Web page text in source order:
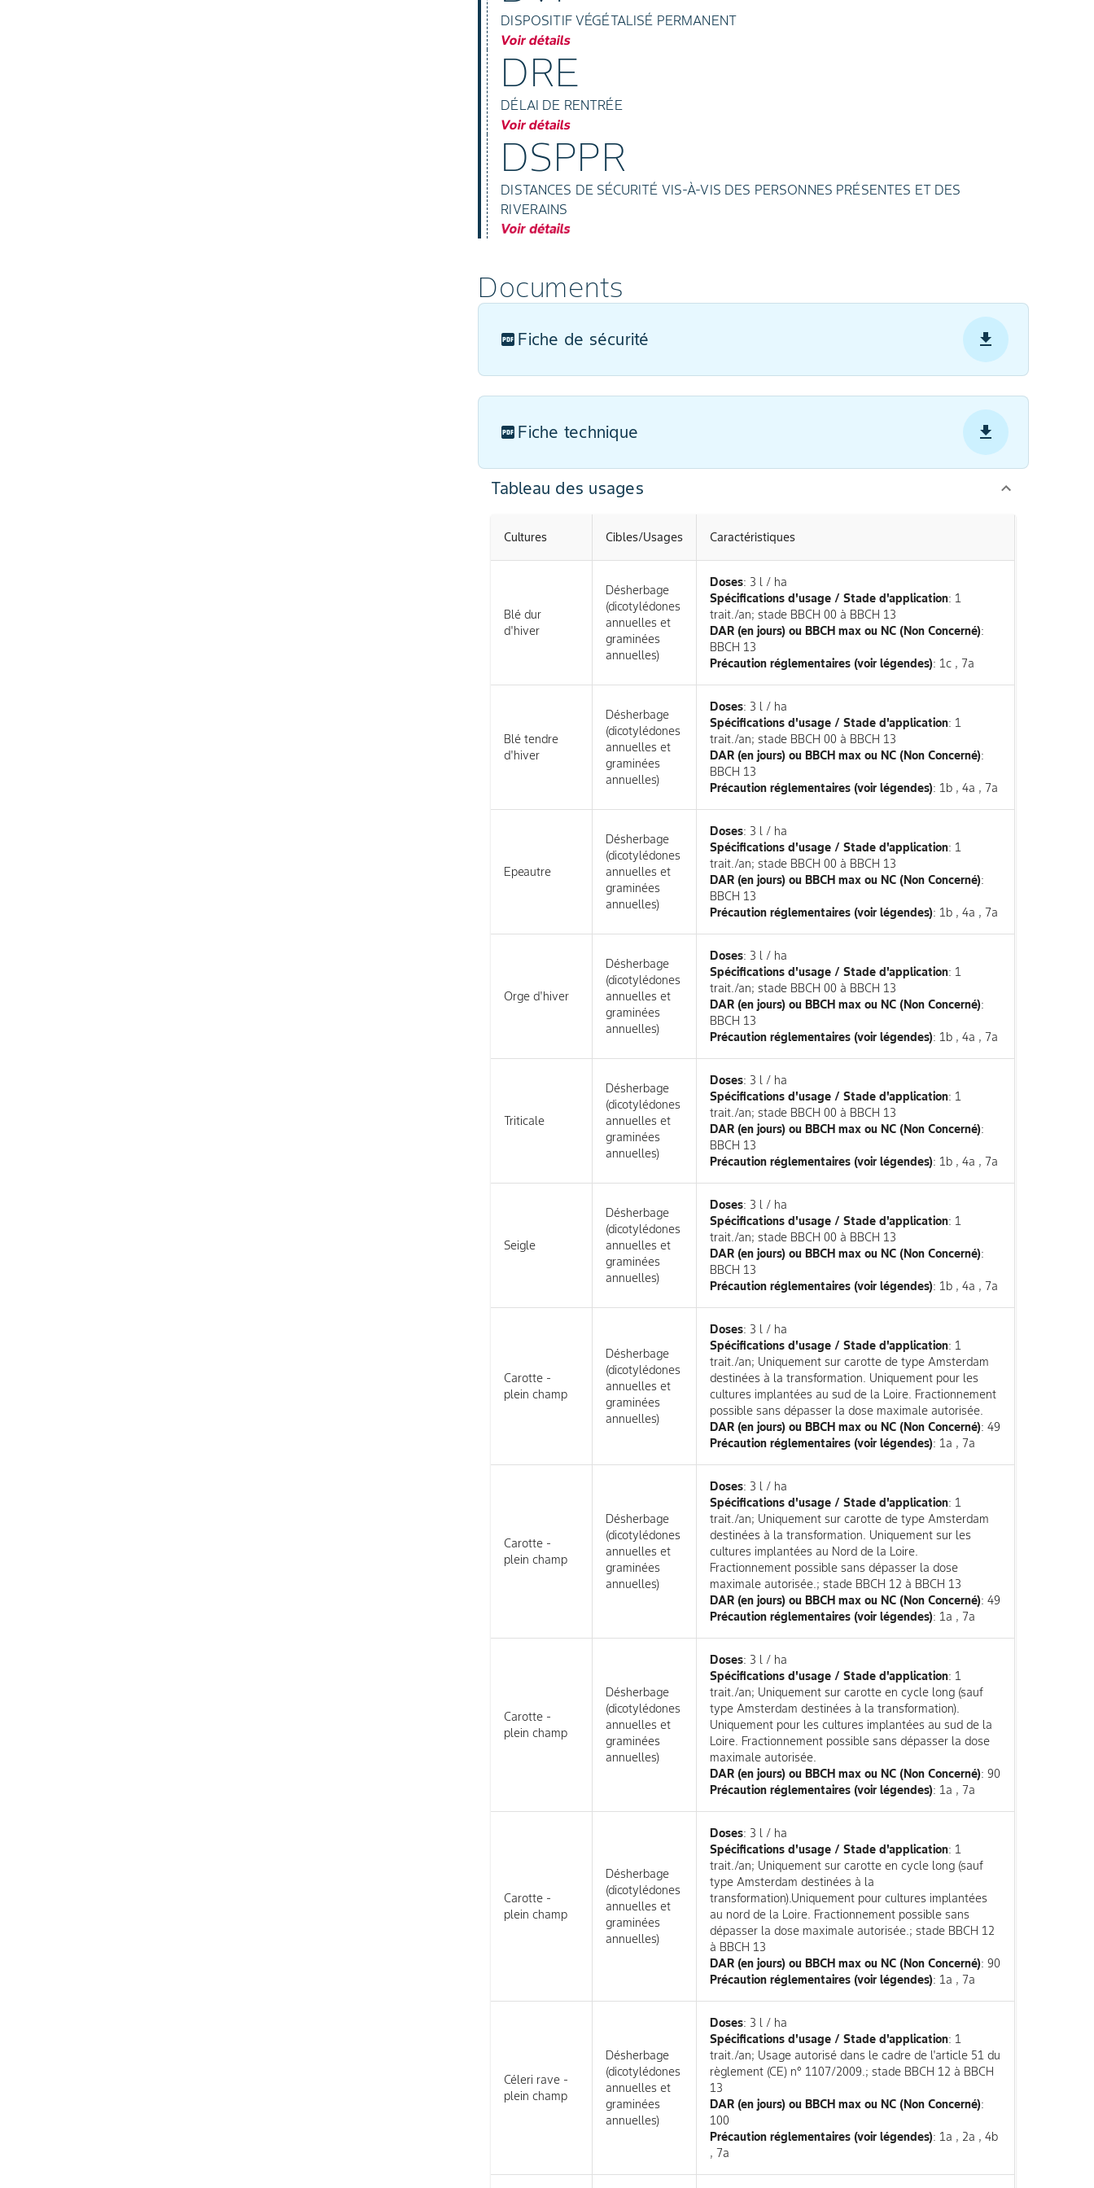
DISPOSITIF VÉGÉTALISÉ PERMANENT
Voir détails
DRE
DÉLAI DE RENTRÉE
Voir détails
DSPPR
DISTANCES DE SÉCURITÉ VIS-À-VIS DES PERSONNES PRÉSENTES ET DES
RIVERAINS
Voir détails
Documents
Fiche de sécurité
Fiche technique
Tableau des usages
Cultures Cibles/Usages Caractéristiques
Blé dur
d'hiver
Désherbage
(dicotylédones
annuelles et
graminées
annuelles)
Doses: 3 l / ha
Spécifications d'usage / Stade d'application: 1
trait./an; stade BBCH 00 à BBCH 13
DAR (en jours) ou BBCH max ou NC (Non Concerné):
BBCH 13
Précaution réglementaires (voir légendes): 1c , 7a
Blé tendre
d'hiver
Désherbage
(dicotylédones
annuelles et
graminées
annuelles)
Doses: 3 l / ha
Spécifications d'usage / Stade d'application: 1
trait./an; stade BBCH 00 à BBCH 13
DAR (en jours) ou BBCH max ou NC (Non Concerné):
BBCH 13
Précaution réglementaires (voir légendes): 1b , 4a , 7a
Epeautre
Désherbage
(dicotylédones
annuelles et
graminées
annuelles)
Doses: 3 l / ha
Spécifications d'usage / Stade d'application: 1
trait./an; stade BBCH 00 à BBCH 13
DAR (en jours) ou BBCH max ou NC (Non Concerné):
BBCH 13
Précaution réglementaires (voir légendes): 1b , 4a , 7a
Orge d'hiver
Désherbage
(dicotylédones
annuelles et
graminées
annuelles)
Doses: 3 l / ha
Spécifications d'usage / Stade d'application: 1
trait./an; stade BBCH 00 à BBCH 13
DAR (en jours) ou BBCH max ou NC (Non Concerné):
BBCH 13
Précaution réglementaires (voir légendes): 1b , 4a , 7a
Triticale
Désherbage
(dicotylédones
annuelles et
graminées
annuelles)
Doses: 3 l / ha
Spécifications d'usage / Stade d'application: 1
trait./an; stade BBCH 00 à BBCH 13
DAR (en jours) ou BBCH max ou NC (Non Concerné):
BBCH 13
Précaution réglementaires (voir légendes): 1b , 4a , 7a
Seigle
Désherbage
(dicotylédones
annuelles et
graminées
annuelles)
Doses: 3 l / ha
Spécifications d'usage / Stade d'application: 1
trait./an; stade BBCH 00 à BBCH 13
DAR (en jours) ou BBCH max ou NC (Non Concerné):
BBCH 13
Précaution réglementaires (voir légendes): 1b , 4a , 7a
Carotte -
plein champ
Désherbage
(dicotylédones
annuelles et
graminées
annuelles)
Doses: 3 l / ha
Spécifications d'usage / Stade d'application: 1
trait./an; Uniquement sur carotte de type Amsterdam
destinées à la transformation. Uniquement pour les
cultures implantées au sud de la Loire. Fractionnement
possible sans dépasser la dose maximale autorisée.
DAR (en jours) ou BBCH max ou NC (Non Concerné): 49
Précaution réglementaires (voir légendes): 1a , 7a
Carotte -
plein champ
Désherbage
(dicotylédones
annuelles et
graminées
annuelles)
Doses: 3 l / ha
Spécifications d'usage / Stade d'application: 1
trait./an; Uniquement sur carotte de type Amsterdam
destinées à la transformation. Uniquement sur les
cultures implantées au Nord de la Loire.
Fractionnement possible sans dépasser la dose
maximale autorisée.; stade BBCH 12 à BBCH 13
DAR (en jours) ou BBCH max ou NC (Non Concerné): 49
Précaution réglementaires (voir légendes): 1a , 7a
Carotte -
plein champ
Désherbage
(dicotylédones
annuelles et
graminées
annuelles)
Doses: 3 l / ha
Spécifications d'usage / Stade d'application: 1
trait./an; Uniquement sur carotte en cycle long (sauf
type Amsterdam destinées à la transformation).
Uniquement pour les cultures implantées au sud de la
Loire. Fractionnement possible sans dépasser la dose
maximale autorisée.
DAR (en jours) ou BBCH max ou NC (Non Concerné): 90
Précaution réglementaires (voir légendes): 1a , 7a
Carotte -
plein champ
Désherbage
(dicotylédones
annuelles et
graminées
annuelles)
Doses: 3 l / ha
Spécifications d'usage / Stade d'application: 1
trait./an; Uniquement sur carotte en cycle long (sauf
type Amsterdam destinées à la
transformation).Uniquement pour cultures implantées
au nord de la Loire. Fractionnement possible sans
dépasser la dose maximale autorisée.; stade BBCH 12
à BBCH 13
DAR (en jours) ou BBCH max ou NC (Non Concerné): 90
Précaution réglementaires (voir légendes): 1a , 7a
Céleri rave -
plein champ
Désherbage
(dicotylédones
annuelles et
graminées
annuelles)
Doses: 3 l / ha
Spécifications d'usage / Stade d'application: 1
trait./an; Usage autorisé dans le cadre de l'article 51 du
règlement (CE) n° 1107/2009.; stade BBCH 12 à BBCH
13
DAR (en jours) ou BBCH max ou NC (Non Concerné):
100
Précaution réglementaires (voir légendes): 1a , 2a , 4b
, 7a